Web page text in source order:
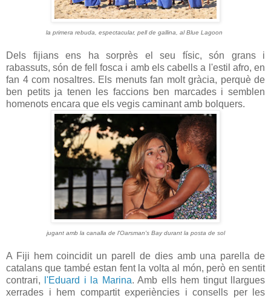
la primera rebuda, espectacular, pell de gallina, al Blue Lagoon
Dels fijians ens ha sorprès el seu físic, són grans i
rabassuts, són de fell fosca i amb els cabells a l'estil afro, en
fan 4 com nosaltres. Els menuts fan molt gràcia, perquè de
ben petits ja tenen les faccions ben marcades i semblen
homenots encara que els vegis caminant amb bolquers.
jugant amb la canalla de l'Oarsman's Bay durant la posta de sol
A Fiji hem coincidit un parell de dies amb una parella de
catalans que també estan fent la volta al món, però en sentit
contrari,
l'Eduard i la Marina. Amb ells hem tingut llargues
xerrades i hem compartit experiències i consells per les